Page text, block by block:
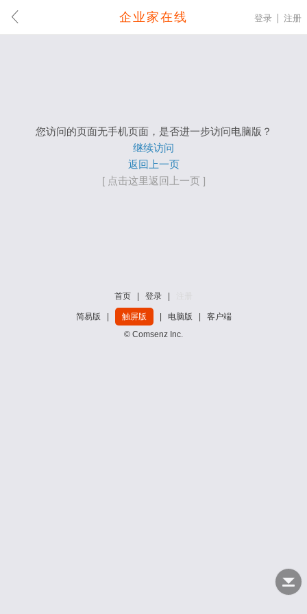
企业家在线 登录 注册
您访问的页面无手机页面，是否进一步访问电脑版？
继续访问
返回上一页
[ 点击这里返回上一页 ]
首页 登录
简易版 触屏版 电脑版
客户端
© Comsenz Inc.